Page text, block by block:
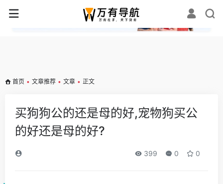
✕
首页 • 文章推荐 • 文章 • 正文
买狗狗公的还是母的好,宠物狗买公
的好还是母的好?
399 0 0